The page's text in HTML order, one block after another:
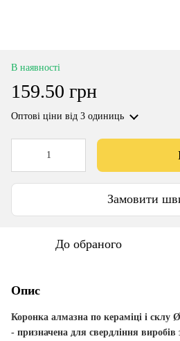
В наявності
159.50 грн
Оптові ціни від 3 одиниць
Замовити
До обраного
Опис
Коронка алмазна по кераміці і склу
- призначена для свердління виробів